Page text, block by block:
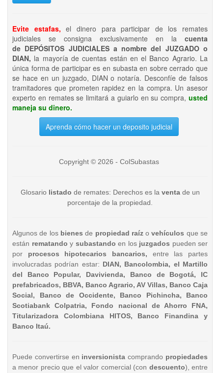
Evite estafas, el dinero para participar de los remates
judiciales se consigna exclusivamente en la cuenta
de DEPÓSITOS JUDICIALES a nombre del JUZGADO o
DIAN, la mayoría de cuentas están en el Banco Agrario. La
única forma de participar es en subasta en sobre cerrado que
se hace en un juzgado, DIAN o notaría. Desconfíe de falsos
tramitadores que prometen rapidez en la compra. Un asesor
experto en remates se limitará a guiarlo en su compra, usted
maneja su dinero.
Aprenda cómo hacer un deposito judicial
Copyright © 2026 - ColSubastas
Glosario listado de remates: Derechos es la ventade un
porcentaje de la propiedad.
Algunos de los bienesde propiedad raízo vehículos que se
están rematando y subastando en los juzgados pueden ser
por procesos hipotecarios bancarios, entre las partes
involucradas podrían estar: DIAN, Bancolombia, el Martillo
del Banco Popular, Davivienda, Banco de Bogotá, IC
prefabricados, BBVA, Banco Agrario, AV Villas, Banco Caja
Social, Banco de Occidente, Banco Pichincha, Banco
Scotiabank Colpatria, Fondo nacional de Ahorro FNA,
Titularizadora Colombiana HITOS, Banco Finandina y
Banco Itaú.
Puede convertirse en inversionista comprando propiedades
a menor precio que el valor comercial (con descuento), entre